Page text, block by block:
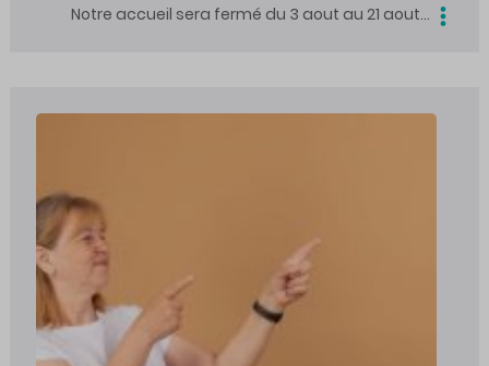
Notre accueil sera fermé du 3 aout au 21 aout…